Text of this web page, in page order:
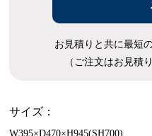
お見積りと共に最短
（ご注文はお見積
サイズ：
W395×D470×H945(SH700)